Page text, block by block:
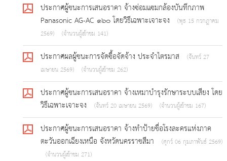
ประกาศผู้ชนะการเสนอราคา จ้างซ่อมแซมกล้องบันทึกภาพ
Panasonic AG-AC ๑๖๐ โดยวิธีเฉพาะเจาะจง
(พุธ 15 กรกฎาคม
2569)
(จำนวนผู้เข้าชม 141)
ประกาศผลผู้ชนะการจัดซื้อจัดจ้าง ประจำไตรมาส
(จันทร์ 27
เมษายน 2569)
(จำนวนผู้เข้าชม 262)
ประกาศผู้ชนะการเสนอราคา จ้างเหมาบำรุงรักษาระบบเสียง โดย
วิธีเฉพาะเจาะจง
(จันทร์ 20 เมษายน 2569) (จำนวนผู้เข้าชม 167)
ประกาศผู้ชนะการเสนอราคา จ้างทำป้ายชื่อโรงละครแห่งภาค
ตะวันออกเฉียงเหนือ จังหวัดนครราชสีมา
(ศุกร์ 06 กุมภาพันธ์ 2569)
(จำนวนผู้เข้าชม 271)